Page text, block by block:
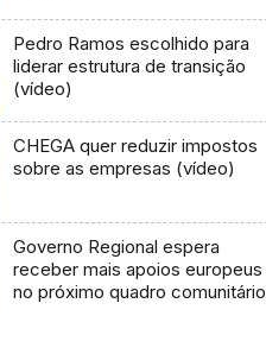
Pedro Ramos escolhido para
liderar estrutura de transição
(vídeo)
CHEGA quer reduzir impostos
sobre as empresas (vídeo)
Governo Regional espera
receber mais apoios europeus
no próximo quadro comunitário